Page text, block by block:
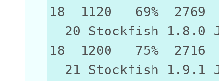
18 1120 69% 2769
20 Stockfish
18 1200 75% 2716
21 Stockfish